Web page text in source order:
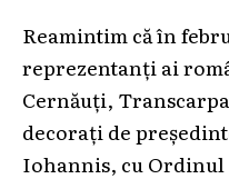
Reamintim că în
reprezentanți ai
Cernăuți,
decorați de
Iohannis, cu